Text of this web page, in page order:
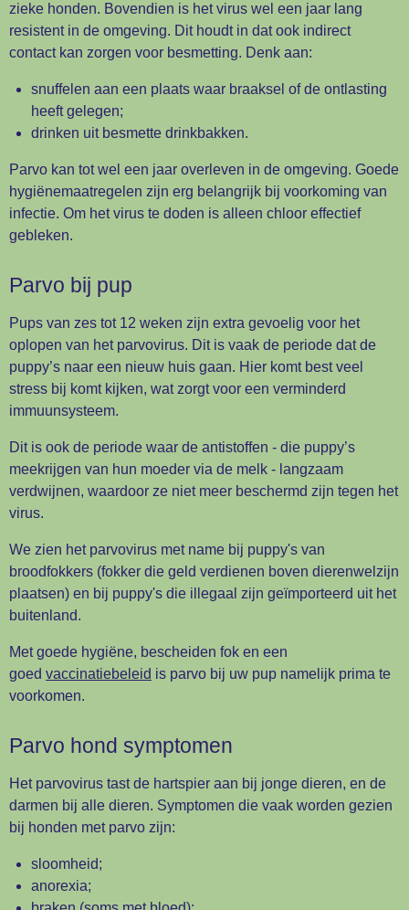
zieke honden. Bovendien is het virus wel een jaar lang
resistent in de omgeving. Dit houdt in dat ook indirect
contact kan zorgen voor besmetting. Denk aan:
snuffelen aan een plaats waar braaksel of de ontlasting
heeft gelegen;
drinken uit besmette drinkbakken.
Parvo kan tot wel een jaar overleven in de omgeving. Goede
hygiënemaatregelen zijn erg belangrijk bij voorkoming van
infectie. Om het virus te doden is alleen chloor effectief
gebleken.
Parvo bij pup
Pups van zes tot 12 weken zijn extra gevoelig voor het
oplopen van het parvovirus. Dit is vaak de periode dat de
puppy’s naar een nieuw huis gaan. Hier komt best veel
stress bij komt kijken, wat zorgt voor een verminderd
immuunsysteem.
Dit is ook de periode waar de antistoffen - die puppy’s
meekrijgen van hun moeder via de melk - langzaam
verdwijnen, waardoor ze niet meer beschermd zijn tegen het
virus.
We zien het parvovirus met name bij puppy's van
broodfokkers (fokker die geld verdienen boven dierenwelzijn
plaatsen) en bij puppy's die illegaal zijn geïmporteerd uit het
buitenland.
Met goede hygiëne, bescheiden fok en een
goed vaccinatiebeleid is parvo bij uw pup namelijk prima te
voorkomen.
Parvo hond symptomen
Het parvovirus tast de hartspier aan bij jonge dieren, en de
darmen bij alle dieren. Symptomen die vaak worden gezien
bij honden met parvo zijn:
sloomheid;
anorexia;